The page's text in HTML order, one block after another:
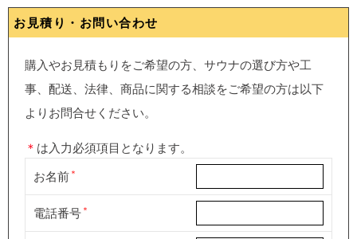
お見積り・お問い合わせ
購入やお見積もりをご希望の方、サウナの選び方や工
事、配送、法律、商品に関する相談をご希望の方は以下
よりお問合せください。
＊ は入力必須項目となります。
お名前
電話番号